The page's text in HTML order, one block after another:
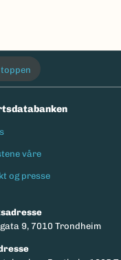
våre
og presse
9, 7010 Trondheim